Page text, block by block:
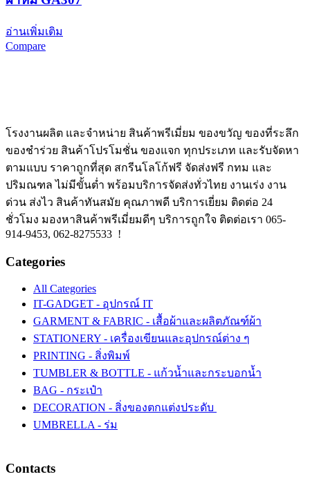
อ่านเพิ่มเติม
Compare
โรงงานผลิต และจำหน่าย สินค้าพรีเมี่ยม ของขวัญ ของที่ระลึก
ของชำร่วย สินค้าโปรโมชั่น ของแจก ทุกประเภท และรับจัดหา
ตามแบบ ราคาถูกที่สุด สกรีนโลโก้ฟรี จัดส่งฟรี กทม และ
ปริมณฑล ไม่มีขั้นต่ำ พร้อมบริการจัดส่งทั่วไทย งานเร่ง งาน
ด่วน ส่งไว สินค้าทันสมัย คุณภาพดี บริการเยี่ยม ติดต่อ 24
ชั่วโมง มองหาสินค้าพรีเมี่ยมดีๆ บริการถูกใจ ติดต่อเรา 065-
914-9453, 062-8275533 !
Categories
All Categories
IT-GADGET - อุปกรณ์ IT
GARMENT & FABRIC - เสื้อผ้าและผลิตภัณฑ์ผ้า
STATIONERY - เครื่องเขียนและอุปกรณ์ต่าง ๆ
PRINTING - สิ่งพิมพ์
TUMBLER & BOTTLE - แก้วน้ำและกระบอกน้ำ
BAG - กระเป๋า
DECORATION - สิ่งของตกแต่งประดับ
UMBRELLA - ร่ม
Contacts